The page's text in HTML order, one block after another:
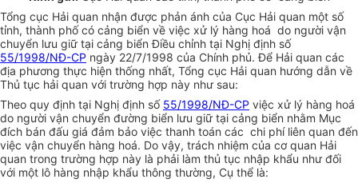
Tổng cục Hải quan nhận được phản ánh của Cục Hải quan một số
tỉnh, thành phố có cảng biển về việc xử lý hàng hoá do người vận
chuyển lưu giữ tại cảng biển Điều chỉnh tại Nghị định số
55/1998/NĐ-CP ngày 22/7/1998 của Chính phủ. Để Hải quan các
địa phương thực hiện thống nhất, Tổng cục Hải quan hướng dẫn về
Thủ tục hải quan với trường hợp này như sau:
Theo quy định tại Nghị định số 55/1998/NĐ-CP việc xử lý hàng hoá
do người vận chuyển đường biển lưu giữ tại cảng biển nhằm Mục
đích bán đấu giá đảm bảo việc thanh toán các chi phí liên quan đến
việc vận chuyển hàng hoá. Do vậy, trách nhiệm của cơ quan Hải
quan trong trường hợp này là phải làm thủ tục nhập khẩu như đối
với một lô hàng nhập khẩu thông thường, Cụ thể là: